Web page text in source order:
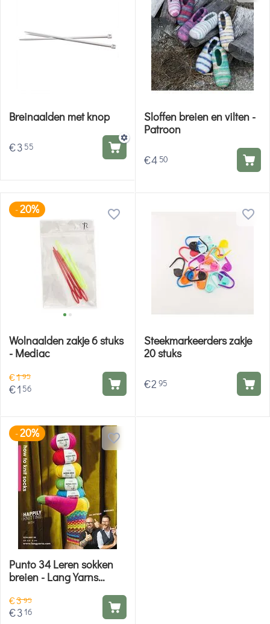
Breinaalden met knop
€3 55
Sloffen breien en vilten -
Patroon
€4 50
-20%
Wolnaalden zakje 6 stuks
- Mediac
€195
€1 56
Steekmarkeerders zakje
20 stuks
€2 95
-20%
Punto 34 Leren sokken
breien - Lang Yarns
€395
€316